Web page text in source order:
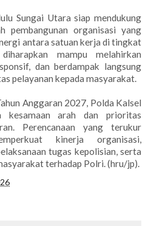
Sungai Utara siap mendukung
pembangunan organisasi yang
antara satuan kerja di tingkat
mampu melahirkan
dan berdampak langsung
pelayanan kepada masyarakat.
Anggaran 2027, Polda Kalsel
kesamaan arah dan prioritas
Perencanaan yang terukur
kinerja organisasi,
tugas kepolisian, serta
terhadap Polri. (hru/jp).